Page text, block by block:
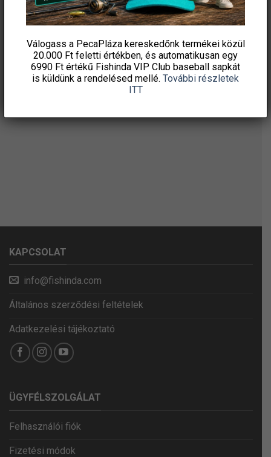
KAPCSOLAT
info@fishinda.com
Általános szerződési feltételek
Adatkezelési tájékoztató
ÜGYFÉLSZOLGÁLAT
Felhasználói fiók
Fizetési módok
Válogass a PecaPláza kereskedőnk termékei közül
20.000 Ft feletti értékben, és automatikusan egy
6990 Ft értékű Fishinda VIP Club baseball sapkát
is küldünk a rendelésed mellé. További részletek
ITT